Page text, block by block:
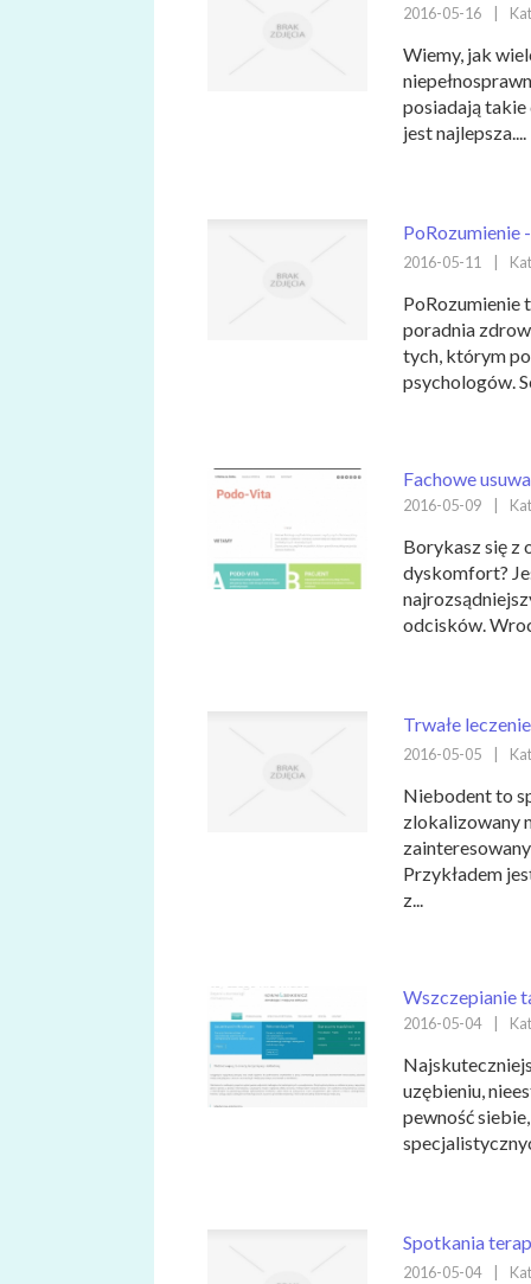
2016-05-16
Wiemy, jak
posiadają takie
jest najlepsza....
PoRozumienie
2016-05-11
PoRozumienie
poradnia
tych, którym
psychologów.
Fachowe
2016-05-09
Borykasz się z
dyskomfort?
odcisków.
Trwałe
2016-05-05
Niebodent to
zlokalizowany
Przykładem
z...
Wszczepianie
2016-05-04
uzębieniu,
pewność
Spotkania
2016-05-04